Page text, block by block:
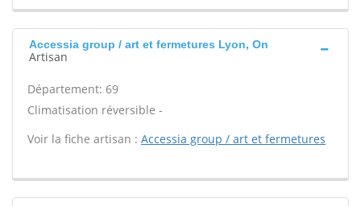
Accessia group / art et fermetures Lyon, On
Artisan
Département: 69
Climatisation réversible -
Voir la fiche artisan : Accessia group / art et fermetures